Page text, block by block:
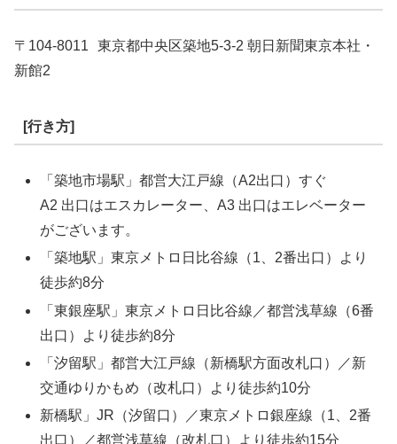
〒104-8011 東京都中央区築地5-3-2 朝日新聞東京本社・
新館2
[行き方]
「築地市場駅」都営大江戸線（A2出口）すぐ
A2 出口はエスカレーター、A3 出口はエレベーター
がございます。
「築地駅」東京メトロ日比谷線（1、2番出口）より
徒歩約8分
「東銀座駅」東京メトロ日比谷線／都営浅草線（6番
出口）より徒歩約8分
「汐留駅」都営大江戸線（新橋駅方面改札口）／新
交通ゆりかもめ（改札口）より徒歩約10分
新橋駅」JR（汐留口）／東京メトロ銀座線（1、2番
出口）／都営浅草線（改札口）より徒歩約15分